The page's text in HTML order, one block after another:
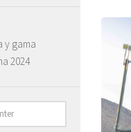
y gama
2024